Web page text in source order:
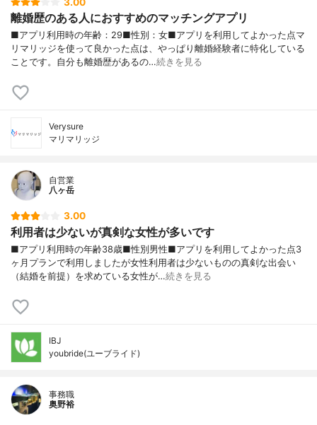
離婚歴のある人におすすめのマッチングアプリ
■アプリ利用時の年齢：29■性別：女■アプリを利用してよかった点マ
リマリッジを使って良かった点は、やっぱり離婚経験者に特化している
ことです。自分も離婚歴があるの…続きを見る
Verysure
マリマリッジ
自営業
八ヶ岳
3.00
利用者は少ないが真剣な女性が多いです
■アプリ利用時の年齢38歳■性別男性■アプリを利用してよかった点3
ヶ月プランで利用しましたが女性利用者は少ないものの真剣な出会い
（結婚を前提）を求めている女性が…続きを見る
IBJ
youbride(ユーブライド)
事務職
奥野裕